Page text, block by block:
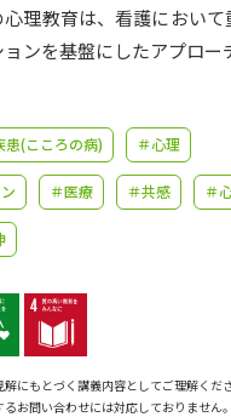
学問発見 学
ビ講義」 学問分野解説
ユーザーサポート
大学進学IDについ
理教育は、看護におい
ンを基盤にしたアプロー
患(こころの病) ＃心理
＃医療 ＃共感 ＃
にもとづく講義内容としてご理解くださ
お問い合わせには対応しておりません。